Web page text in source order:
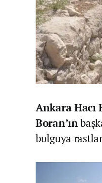
Ankara Hacı
Boran’ın
bulguya